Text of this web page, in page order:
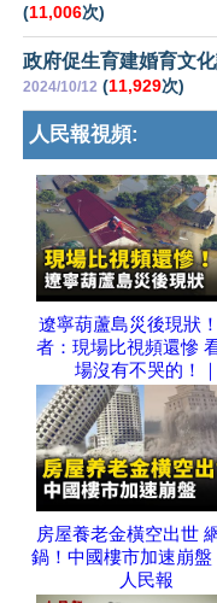
(11,006次)
政府促生育建婚育文
2024/10/12 (11,929次)
人民報視頻:
遼寧葫蘆島災後現狀
者：現場比視頻還慘
場沒有不哭的！｜
房屋養老金橫空出世
鍋！中國樓市加速崩盤
人民報